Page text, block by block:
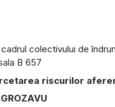
colectivului de
B 657
riscurilor